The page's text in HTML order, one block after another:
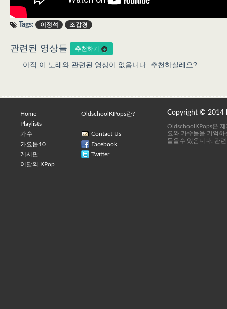
Tags: 이정석 조갑경
관련된 영상들 추천하기
아직 이 노래와 관련된 영상이 없음니다. 추천하실레요?
Home
Playlists
가수
가요톱10
게시판
이달의 KPop
OldschoolKPops란?
Contact Us
Facebook
Twitter
Copyright © 2014
OldschoolKPops은
요와 가수들을 기억
들을수 있음니다. 관